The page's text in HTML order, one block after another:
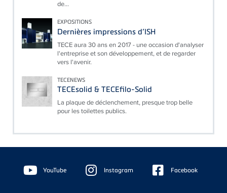
de...
EXPOSITIONS
Dernières impressions d’ISH
TECE aura 30 ans en 2017 - une occasion d'analyser
l'entreprise et son développement, et de regarder
vers l'avenir.
TECENEWS
TECEsolid & TECEfilo-Solid
La plaque de déclenchement, presque trop belle
pour les toilettes publics.
Floating
Sidebar YouTube Instagram Facebook